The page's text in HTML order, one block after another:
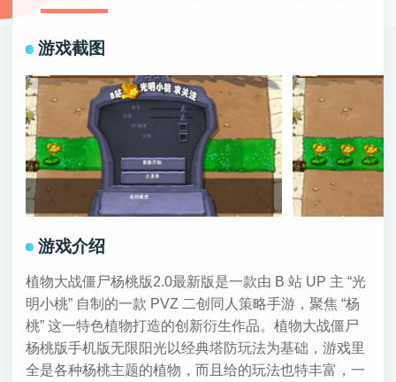
游戏截图
游戏介绍
植物大战僵尸杨桃版2.0最新版是一款由 B 站 UP 主 “光
明小桃” 自制的一款 PVZ 二创同人策略手游，聚焦 “杨
桃” 这一特色植物打造的创新衍生作品。植物大战僵尸
杨桃版手机版无限阳光以经典塔防玩法为基础，游戏里
全是各种杨桃主题的植物，而且给的玩法也特丰富，一